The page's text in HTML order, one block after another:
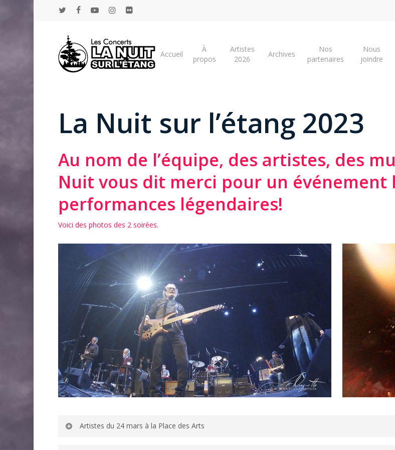
twitter facebookyoutubeinstagram
flickr
Hit enter to Rechercher or ESC to close
Accueil
À
propos
Artistes
2026
Archives
Nos
partenaires
Nous
joindre
La Nuit sur l’étang 2023
Au nom de l’équipe, des artistes, des
Nuit vous dit merci pour un événement
performances légendaires!
Voici des photos des 2 soirées.
Artistes du 24 mars à la Place des Arts